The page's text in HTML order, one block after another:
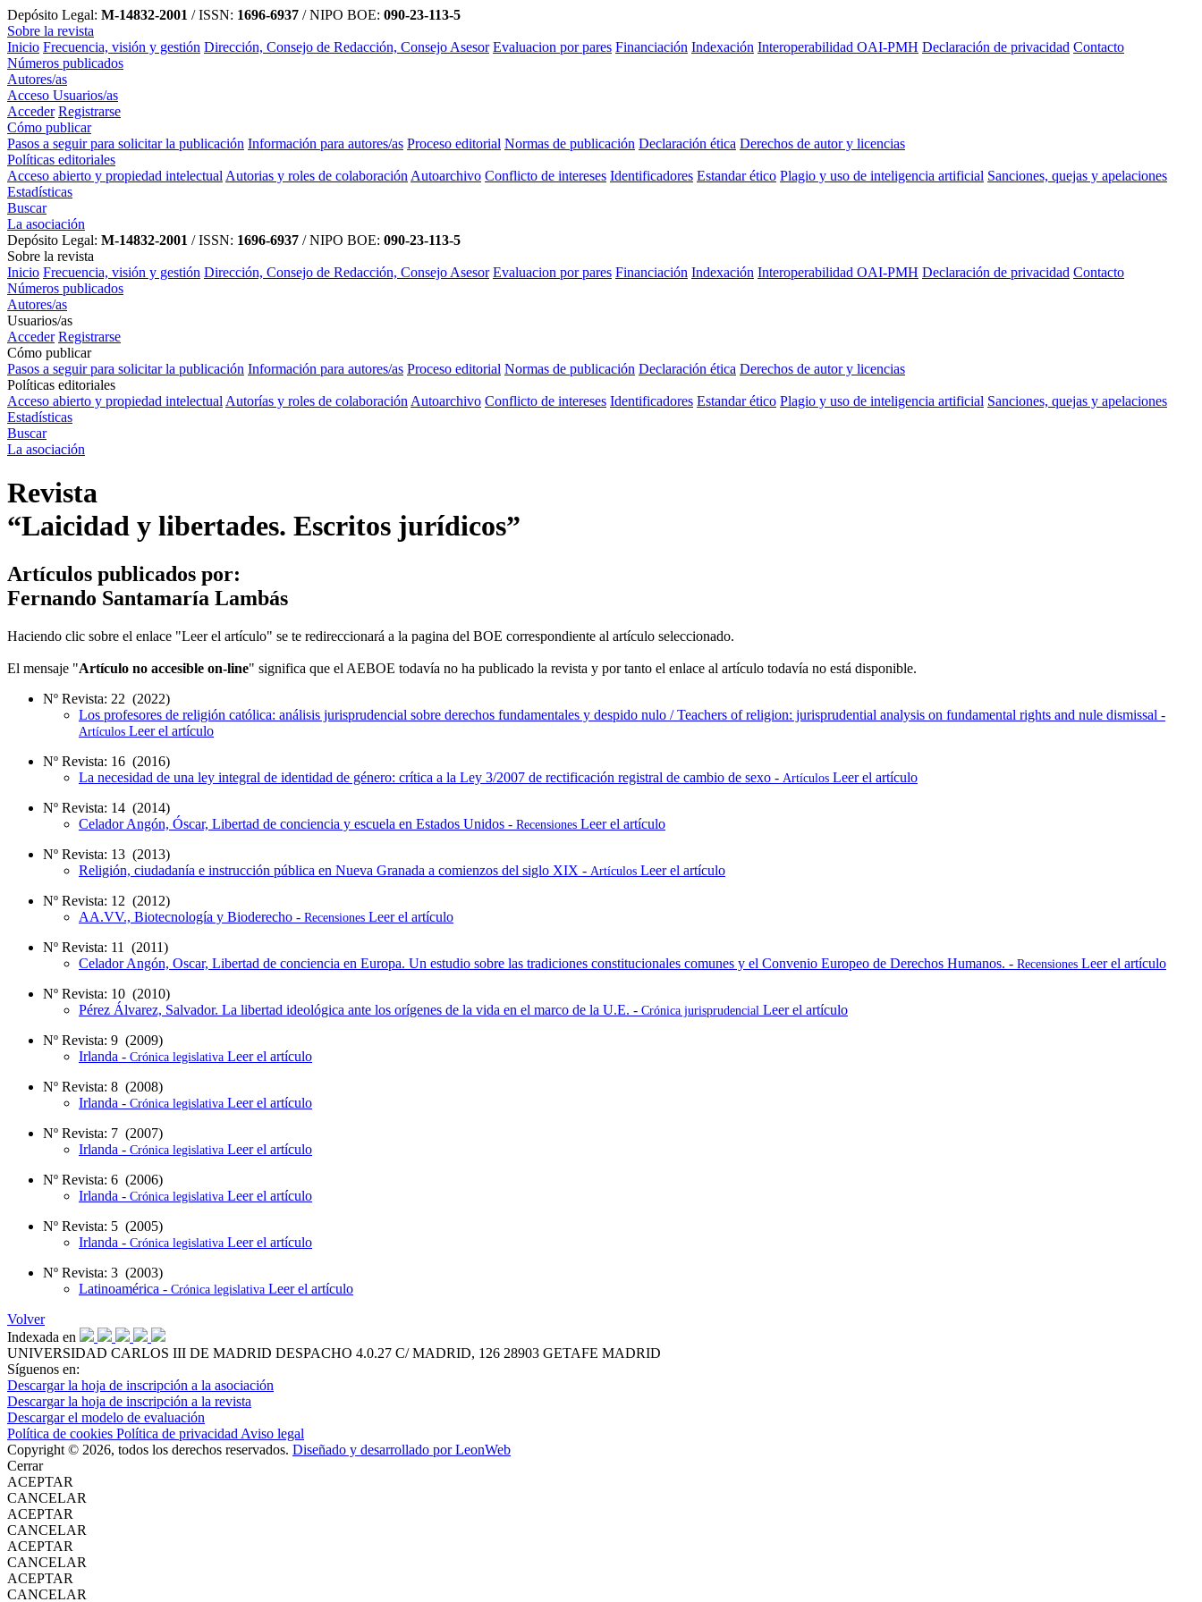
Depósito Legal: M-14832-2001 / ISSN: 1696-6937 / NIPO BOE: 090-23-113-5
Sobre la revista
Inicio Frecuencia, visión y gestión Dirección, Consejo de Redacción, Consejo Asesor Evaluacion por pares Financiación Indexación Interoperabilidad OAI-PMH Declaración de privacidad Contacto
Números publicados
Autores/as
Acceso Usuarios/as
Acceder Registrarse
Cómo publicar
Pasos a seguir para solicitar la publicación Información para autores/as Proceso editorial Normas de publicación Declaración ética Derechos de autor y licencias
Políticas editoriales
Acceso abierto y propiedad intelectual Autorias y roles de colaboración Autoarchivo Conflicto de intereses Identificadores Estandar ético Plagio y uso de inteligencia artificial Sanciones, quejas y apelaciones
Estadísticas
Buscar
La asociación
Depósito Legal: M-14832-2001 / ISSN: 1696-6937 / NIPO BOE: 090-23-113-5
Sobre la revista
Inicio Frecuencia, visión y gestión Dirección, Consejo de Redacción, Consejo Asesor Evaluacion por pares Financiación Indexación Interoperabilidad OAI-PMH Declaración de privacidad Contacto
Números publicados
Autores/as
Usuarios/as
Acceder Registrarse
Cómo publicar
Pasos a seguir para solicitar la publicación Información para autores/as Proceso editorial Normas de publicación Declaración ética Derechos de autor y licencias
Políticas editoriales
Acceso abierto y propiedad intelectual Autorías y roles de colaboración Autoarchivo Conflicto de intereses Identificadores Estandar ético Plagio y uso de inteligencia artificial Sanciones, quejas y apelaciones
Estadísticas
Buscar
La asociación
Revista
“Laicidad y libertades. Escritos jurídicos”
Artículos publicados por:
Fernando Santamaría Lambás
Haciendo clic sobre el enlace "Leer el artículo" se te redireccionará a la pagina del BOE correspondiente al artículo seleccionado.
El mensaje "Artículo no accesible on-line" significa que el AEBOE todavía no ha publicado la revista y por tanto el enlace al artículo todavía no está disponible.
Nº Revista: 22 (2022)
Los profesores de religión católica: análisis jurisprudencial sobre derechos fundamentales y despido nulo / Teachers of religion: jurisprudential analysis on fundamental rights and nule dismissal -
Artículos Leer el artículo
Nº Revista: 16 (2016)
La necesidad de una ley integral de identidad de género: crítica a la Ley 3/2007 de rectificación registral de cambio de sexo - Artículos Leer el artículo
Nº Revista: 14 (2014)
Celador Angón, Óscar, Libertad de conciencia y escuela en Estados Unidos - Recensiones Leer el artículo
Nº Revista: 13 (2013)
Religión, ciudadanía e instrucción pública en Nueva Granada a comienzos del siglo XIX - Artículos Leer el artículo
Nº Revista: 12 (2012)
AA.VV., Biotecnología y Bioderecho - Recensiones Leer el artículo
Nº Revista: 11 (2011)
Celador Angón, Oscar, Libertad de conciencia en Europa. Un estudio sobre las tradiciones constitucionales comunes y el Convenio Europeo de Derechos Humanos. - Recensiones Leer el artículo
Nº Revista: 10 (2010)
Pérez Álvarez, Salvador. La libertad ideológica ante los orígenes de la vida en el marco de la U.E. - Crónica jurisprudencial Leer el artículo
Nº Revista: 9 (2009)
Irlanda - Crónica legislativa Leer el artículo
Nº Revista: 8 (2008)
Irlanda - Crónica legislativa Leer el artículo
Nº Revista: 7 (2007)
Irlanda - Crónica legislativa Leer el artículo
Nº Revista: 6 (2006)
Irlanda - Crónica legislativa Leer el artículo
Nº Revista: 5 (2005)
Irlanda - Crónica legislativa Leer el artículo
Nº Revista: 3 (2003)
Latinoamérica - Crónica legislativa Leer el artículo
Volver
Indexada en
UNIVERSIDAD CARLOS III DE MADRID DESPACHO 4.0.27 C/ MADRID, 126 28903 GETAFE MADRID
Síguenos en:
Descargar la hoja de inscripción a la asociación
Descargar la hoja de inscripción a la revista
Descargar el modelo de evaluación
Política de cookies Política de privacidad Aviso legal
Copyright © 2026, todos los derechos reservados. Diseñado y desarrollado por LeonWeb
Cerrar
ACEPTAR
CANCELAR
ACEPTAR
CANCELAR
ACEPTAR
CANCELAR
ACEPTAR
CANCELAR